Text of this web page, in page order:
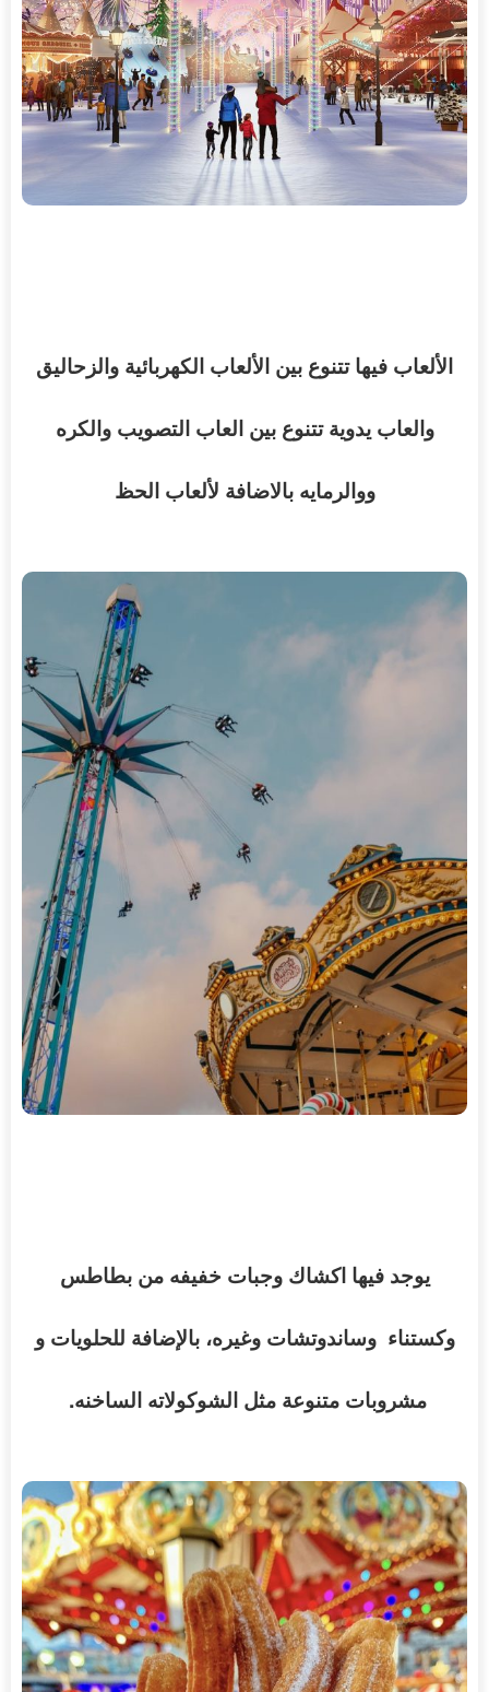
الألعاب فيها تتنوع بين الألعاب الكهربائية والزحاليق
والعاب يدويةتتنوع بين العاب التصويب والكره
ووالرمايه بالاضافة لألعاب الحظ
يوجد فيها اكشاك وجبات خفيفه من بطاطس
وكستناء وساندوتشات وغيره، بالإضافة للحلويات و
مشروبات متنوعة مثل الشوكولاته الساخنه.